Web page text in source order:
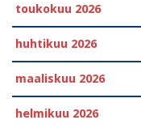
toukokuu 2026
huhtikuu 2026
maaliskuu 2026
helmikuu 2026